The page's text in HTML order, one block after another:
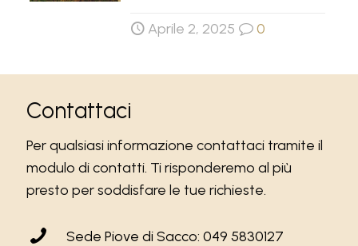
Aprile 2, 2025 0
Contattaci
Per qualsiasi informazione contattaci tramite il
modulo di contatti. Ti risponderemo al più
presto per soddisfare le tue richieste.
Sede Piove di Sacco: 049 5830127